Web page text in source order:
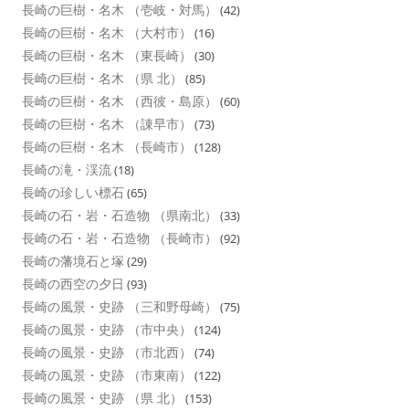
長崎の巨樹・名木 （壱岐・対馬） (42)
長崎の巨樹・名木 （大村市） (16)
長崎の巨樹・名木 （東長崎） (30)
長崎の巨樹・名木 （県 北） (85)
長崎の巨樹・名木 （西彼・島原） (60)
長崎の巨樹・名木 （諌早市） (73)
長崎の巨樹・名木 （長崎市） (128)
長崎の滝・渓流(18)
長崎の珍しい標石(65)
長崎の石・岩・石造物 （県南北） (33)
長崎の石・岩・石造物 （長崎市） (92)
長崎の藩境石と塚 (29)
長崎の西空の夕日 (93)
長崎の風景・史跡 （三和野母崎） (75)
長崎の風景・史跡 （市中央） (124)
長崎の風景・史跡 （市北西） (74)
長崎の風景・史跡 （市東南） (122)
長崎の風景・史跡 （県 北） (153)